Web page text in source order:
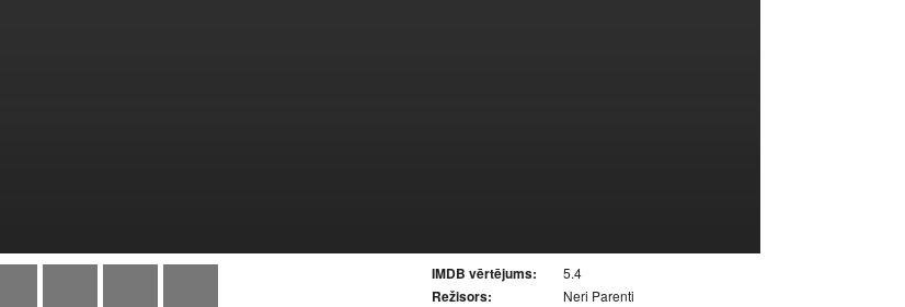
IMDB vērtējums: 5.4
Režisors: Neri Parenti